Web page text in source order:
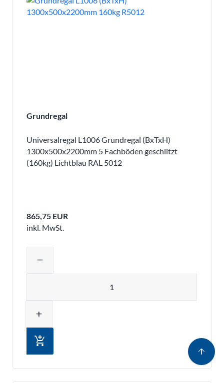
Grundregal
Universalregal L1006 Grundregal (BxTxH)
1300x500x2200mm 5 Fachböden geschlitzt
(160kg) Lichtblau RAL 5012
865,75 EUR
inkl. MwSt.
remove
add
add_shopping_cart
arrow_upward